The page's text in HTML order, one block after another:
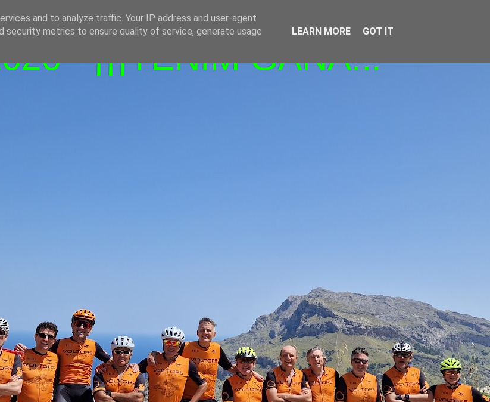
- ¡¡¡TENIM GANA!!!
and to analyze traffic. Your IP address and user-agent
security metrics to ensure quality of service, generate usage
LEARN MORE GOT IT